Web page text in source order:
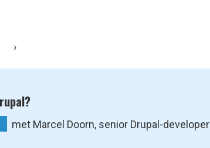
›
met Marcel Doorn, senior Drupal-developer